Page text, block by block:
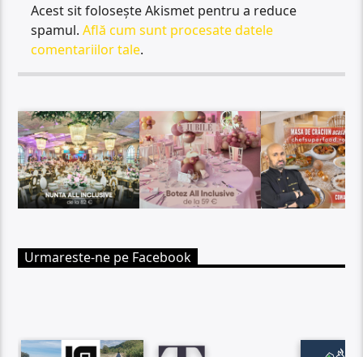
Acest sit folosește Akismet pentru a reduce
spamul.Află cum sunt procesate datele
comentariilor tale.
Urmareste-ne pe Facebook